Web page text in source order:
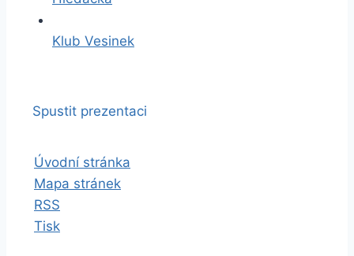
Klub Vesinek
Spustit prezentaci
Úvodní stránka
Mapa stránek
RSS
Tisk